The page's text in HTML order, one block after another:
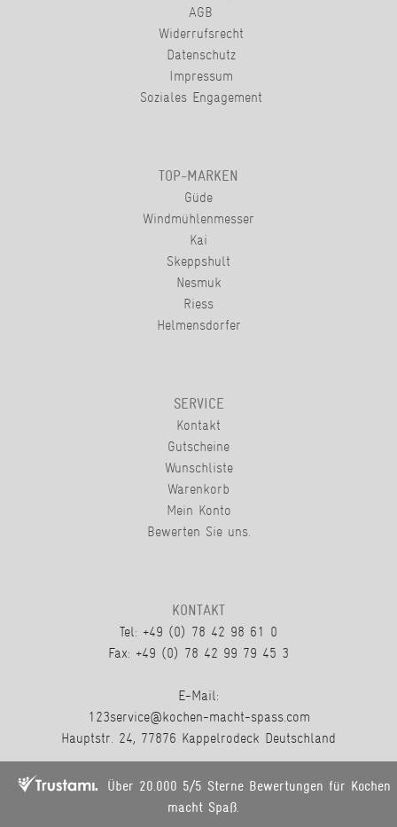
AGB
Widerrufsrecht
Datenschutz
Impressum
Soziales Engagement
TOP-MARKEN
Güde
Windmühlenmesser
Kai
Skeppshult
Nesmuk
Riess
Helmensdorfer
SERVICE
Kontakt
Gutscheine
Wunschliste
Warenkorb
Mein Konto
Bewerten Sie uns.
KONTAKT
Tel: +49 (0) 78 42 98 61 0
Fax: +49 (0) 78 42 99 79 45 3
E-Mail:
123service@kochen-macht-spass.com
Hauptstr. 24, 77876 Kappelrodeck Deutschland
Über 20.000 5/5 Sterne Bewertungen für Kochen
macht Spaß.